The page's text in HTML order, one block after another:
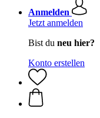
Anmelden
Jetzt anmelden
Bist du neu hier?
Konto erstellen